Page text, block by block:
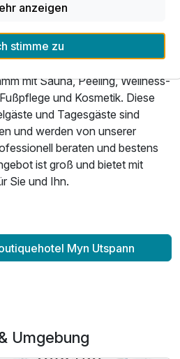
mit Sauna, Peeling, Wellness-
und Kosmetik. Diese
und Tagesgäste sind
und werden von unserer
beraten und bestens
ist groß und bietet mit
Sie und Ihn.
Myn Utspann
Umgebung
anzeigen
stimme zu